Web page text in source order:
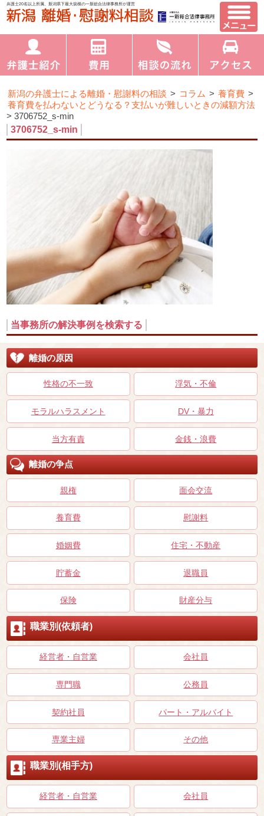
弁護士20名以上所属、新潟県下最大規模の一新総合法律事務所が運営
新潟の弁護士による離婚・慰謝料の相談 > コラム > 養育費 >
養育費を払わないとどうなる？支払いが難しいときの減額方法
>3706752_s-min
3706752_s-min
当事務所の解決事例を検索する
離婚の原因
性格の不一致 浮気・不倫
モラルハラスメント DV・暴力
当方有責 金銭・浪費
離婚の争点
親権 面会交流
養育費 慰謝料
婚姻費 住宅・不動産
貯蓄金 退職員
保険 財産分与
職業別(依頼者)
経営者・自営業 会社員
専門職 公務員
契約社員 パート・アルバイト
専業主婦 その他
職業別(相手方)
経営者・自営業 会社員